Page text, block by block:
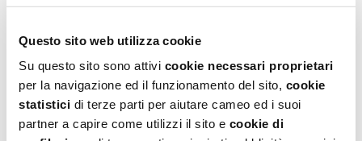
Questo sito web utilizza cookie
Su questo sito sono attivi cookie necessari proprietari
per la navigazione ed il funzionamento del sito, cookie
statistici di terze parti per aiutare cameo ed i suoi
partner a capire come utilizzi il sito e cookie di
con la sua torta prodigiosa.
Sopra è accesa la candelina:
colorata e assai carina.